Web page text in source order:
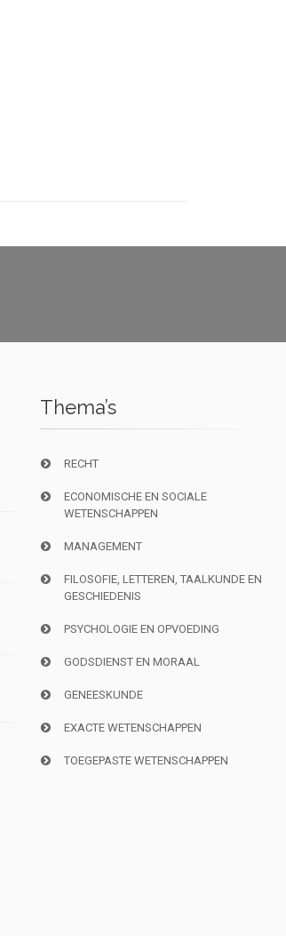
Thema’s
RECHT
ECONOMISCHE EN SOCIALE
WETENSCHAPPEN
MANAGEMENT
FILOSOFIE, LETTEREN, TAALKUNDE EN
GESCHIEDENIS
PSYCHOLOGIE EN OPVOEDING
GODSDIENST EN MORAAL
GENEESKUNDE
EXACTE WETENSCHAPPEN
TOEGEPASTE WETENSCHAPPEN